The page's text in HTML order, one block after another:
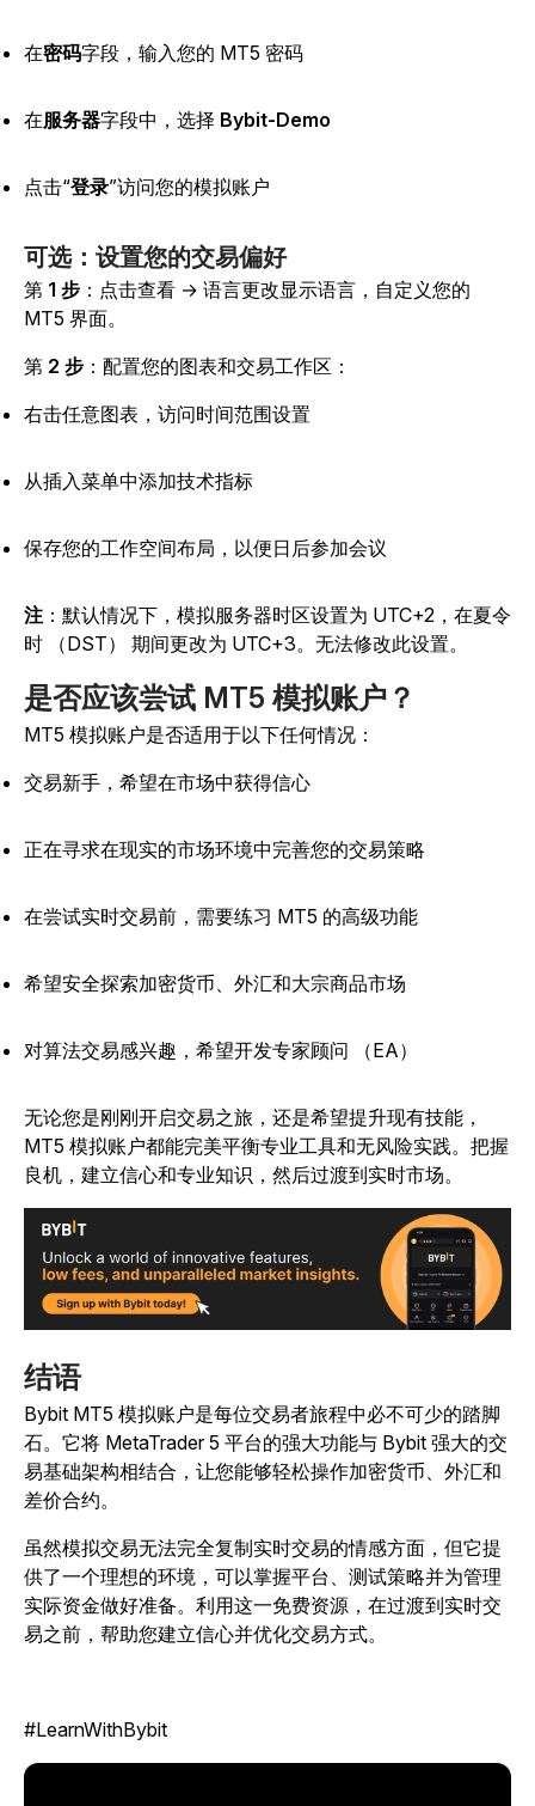
在密码字段，输入您的 MT5 密码
在服务器字段中，选择 Bybit-Demo
点击“登录”访问您的模拟账户
可选：设置您的交易偏好
第 1 步 ：点击查看 → 语言更改显示语言，自定义您的
MT5 界面。
第 2 步 ：配置您的图表和交易工作区：
右击任意图表，访问时间范围设置
从插入菜单中添加技术指标
保存您的工作空间布局，以便日后参加会议
注 ：默认情况下，模拟服务器时区设置为 UTC+2，在夏令
时 （DST） 期间更改为 UTC+3。无法修改此设置。
是否应该尝试 MT5 模拟账户？
MT5 模拟账户是否适用于以下任何情况：
交易新手，希望在市场中获得信心
正在寻求在现实的市场环境中完善您的交易策略
在尝试实时交易前，需要练习 MT5 的高级功能
希望安全探索加密货币、外汇和大宗商品市场
对算法交易感兴趣，希望开发专家顾问 （EA）
无论您是刚刚开启交易之旅，还是希望提升现有技能，
MT5 模拟账户都能完美平衡专业工具和无风险实践。把握
良机，建立信心和专业知识，然后过渡到实时市场。
结语
Bybit MT5 模拟账户是每位交易者旅程中必不可少的踏脚
石。它将 MetaTrader 5 平台的强大功能与 Bybit 强大的交
易基础架构相结合，让您能够轻松操作加密货币、外汇和
差价合约。
虽然模拟交易无法完全复制实时交易的情感方面，但它提
供了一个理想的环境，可以掌握平台、测试策略并为管理
实际资金做好准备。利用这一免费资源，在过渡到实时交
易之前，帮助您建立信心并优化交易方式。
#LearnWithBybit